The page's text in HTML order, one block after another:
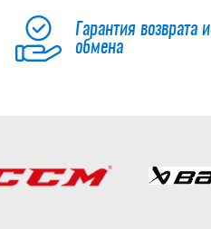
Гарантия возврата и
обмена